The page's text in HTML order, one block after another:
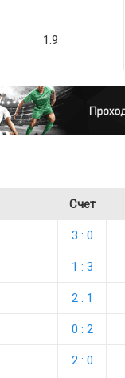
1.9
Счет
3 : 0
1 : 3
2 : 1
0 : 2
2 : 0